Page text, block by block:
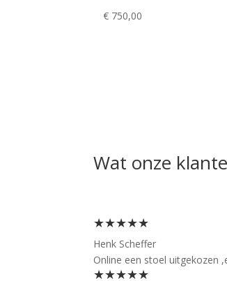
€ 750,00
Wat onze
★★★★★
Henk Scheffer
Online een stoel uitgekozen
★★★★★